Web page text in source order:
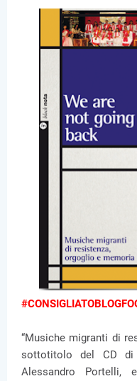
“Musiche migranti di
sottotitolo del CD di
Alessandro Portelli,